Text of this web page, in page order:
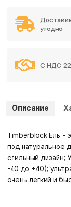
угодно
С НДС
Описание
Timberblock Ель -
под натуральное
стильный дизайн;
-40 до +40);
очень легкий и